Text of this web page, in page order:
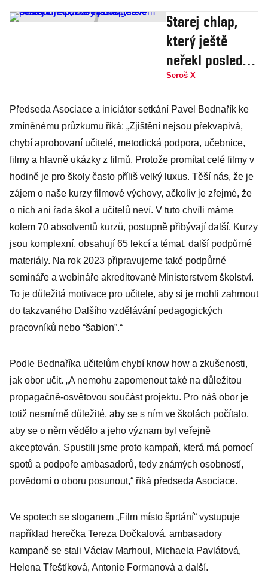
Starej chlap,
který ještě
neřekl poslední
slovo. Jeff
ochraňuje
blízké v novém
seriálu
Seroš X
Předseda Asociace a iniciátor setkání Pavel Bednařík ke
zmíněnému průzkumu říká: „Zjištění nejsou překvapivá,
chybí aprobovaní učitelé, metodická podpora, učebnice,
filmy a hlavně ukázky z filmů. Protože promítat celé filmy v
hodině je pro školy často příliš velký luxus. Těší nás, že je
zájem o naše kurzy filmové výchovy, ačkoliv je zřejmé, že
o nich ani řada škol a učitelů neví. V tuto chvíli máme
kolem 70 absolventů kurzů, postupně přibývají další. Kurzy
jsou komplexní, obsahují 65 lekcí a témat, další podpůrné
materiály. Na rok 2023 připravujeme také podpůrné
semináře a webináře akreditované Ministerstvem školství.
To je důležitá motivace pro učitele, aby si je mohli zahrnout
do takzvaného Dalšího vzdělávání pedagogických
pracovníků nebo “šablon”.“
Podle Bednaříka učitelům chybí know how a zkušenosti,
jak obor učit. „A nemohu zapomenout také na důležitou
propagačně-osvětovou součást projektu. Pro náš obor je
totiž nesmírně důležité, aby se s ním ve školách počítalo,
aby se o něm vědělo a jeho význam byl veřejně
akceptován. Spustili jsme proto kampaň, která má pomocí
spotů a podpoře ambasadorů, tedy známých osobností,
povědomí o oboru posunout,“ říká předseda Asociace.
Ve spotech se sloganem „Film místo šprtání“ vystupuje
například herečka Tereza Dočkalová, ambasadory
kampaně se stali Václav Marhoul, Michaela Pavlátová,
Helena Třeštíková, Antonie Formanová a další.